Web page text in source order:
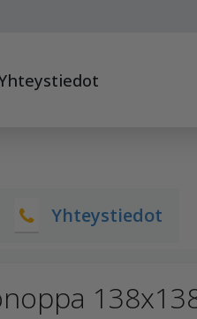
Yhteystiedot